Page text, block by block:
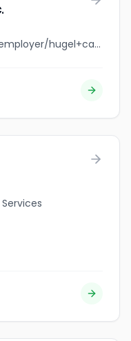
jobbank.gc.ca/browsejobs/employer/hugel+canada+inc./ca